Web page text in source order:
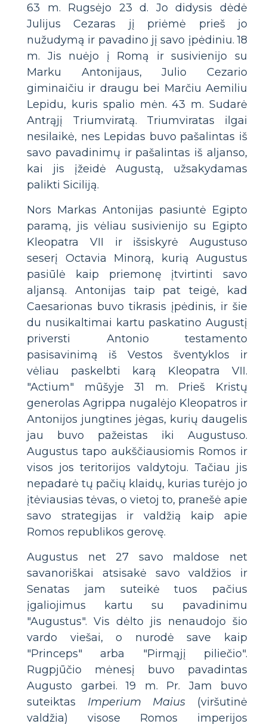
63 m. Rugsėjo 23 d. Jo didysis dėdė
Julijus Cezaras jį priėmė prieš jo
nužudymą ir pavadino jį savo įpėdiniu. 18
m. Jis nuėjo į Romą ir susivienijo su
Marku Antonijaus, Julio Cezario
giminaičiu ir draugu bei Marčiu Aemiliu
Lepidu, kuris spalio mėn. 43 m. Sudarė
Antrąjį Triumviratą. Triumviratas ilgai
nesilaikė, nes Lepidas buvo pašalintas iš
savo pavadinimų ir pašalintas iš aljanso,
kai jis įžeidė Augustą, užsakydamas
palikti Siciliją.
Nors Markas Antonijas pasiuntė Egipto
paramą, jis vėliau susivienijo su Egipto
Kleopatra VII ir išsiskyrė Augustuso
seserį Octavia Minorą, kurią Augustus
pasiūlė kaip priemonę įtvirtinti savo
aljansą. Antonijas taip pat teigė, kad
Caesarionas buvo tikrasis įpėdinis, ir šie
du nusikaltimai kartu paskatino Augustį
priversti Antonio testamento
pasisavinimą iš Vestos šventyklos ir
vėliau paskelbti karą Kleopatra VII.
"Actium" mūšyje 31 m. Prieš Kristų
generolas Agrippa nugalėjo Kleopatros ir
Antonijos jungtines jėgas, kurių daugelis
jau buvo pažeistas iki Augustuso.
Augustus tapo aukščiausiomis Romos ir
visos jos teritorijos valdytoju. Tačiau jis
nepadarė tų pačių klaidų, kurias turėjo jo
įtėviausias tėvas, o vietoj to, pranešė apie
savo strategijas ir valdžią kaip apie
Romos republikos gerovę.
Augustus net 27 savo maldose net
savanoriškai atsisakė savo valdžios ir
Senatas jam suteikė tuos pačius
įgaliojimus kartu su pavadinimu
"Augustus". Vis dėlto jis nenaudojo šio
vardo viešai, o nurodė save kaip
"Princeps" arba "Pirmąjį piliečio".
Rugpjūčio mėnesį buvo pavadintas
Augusto garbei. 19 m. Pr. Jam buvo
suteiktas Imperium Maius (viršutinė
valdžia) visose Romos imperijos